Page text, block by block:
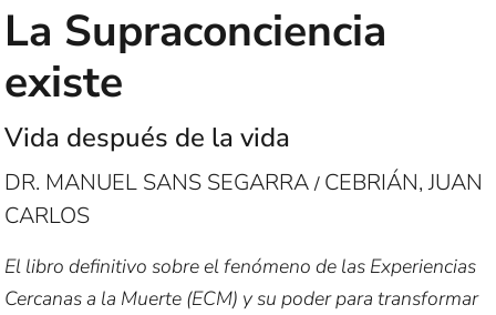
La Supraconciencia
existe
Vida después de la vida
DR. MANUEL SANS SEGARRA/ CEBRIÁN, JUAN
CARLOS
El libro definitivo sobre el fenómeno de las Experiencias
Cercanas a la Muerte (ECM) y su poder para transformar